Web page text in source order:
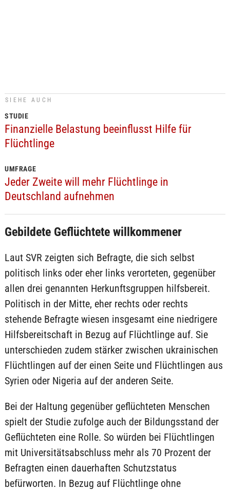
SIEHE AUCH
STUDIE
Finanzielle Belastung beeinflusst Hilfe für
Flüchtlinge
UMFRAGE
Jeder Zweite will mehr Flüchtlinge in
Deutschland aufnehmen
Gebildete Geflüchtete willkommener
Laut SVR zeigten sich Befragte, die sich selbst
politisch links oder eher links verorteten, gegenüber
allen drei genannten Herkunftsgruppen hilfsbereit.
Politisch in der Mitte, eher rechts oder rechts
stehende Befragte wiesen insgesamt eine niedrigere
Hilfsbereitschaft in Bezug auf Flüchtlinge auf. Sie
unterschieden zudem stärker zwischen ukrainischen
Flüchtlingen auf der einen Seite und Flüchtlingen aus
Syrien oder Nigeria auf der anderen Seite.
Bei der Haltung gegenüber geflüchteten Menschen
spielt der Studie zufolge auch der Bildungsstand der
Geflüchteten eine Rolle. So würden bei Flüchtlingen
mit Universitätsabschluss mehr als 70 Prozent der
Befragten einen dauerhaften Schutzstatus
befürworten. In Bezug auf Flüchtlinge ohne